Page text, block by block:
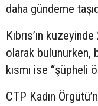
daha gündeme
Kıbrıs’ın
olarak bulunurken,
kısmı ise “şüpheli
CTP Kadın